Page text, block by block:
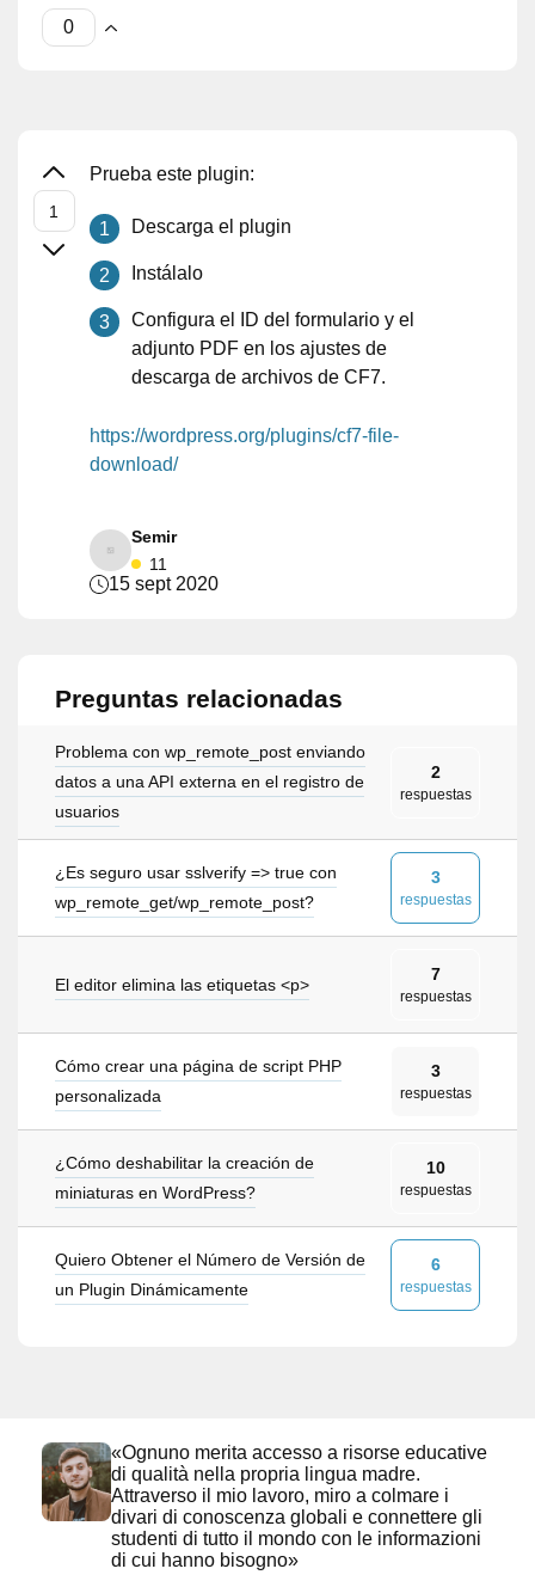
Prueba este plugin:
Descarga el plugin
Instálalo
Configura el ID del formulario y el
adjunto PDF en los ajustes de
descarga de archivos de CF7.
https://wordpress.org/plugins/cf7-file-
download/
Semir
11
15 sept 2020
Preguntas relacionadas
Problema con wp_remote_post enviando
datos a una API externa en el registro de
usuarios
2
respuestas
¿Es seguro usar sslverify => true con
wp_remote_get/wp_remote_post?
3
respuestas
El editor elimina las etiquetas <p>
7
respuestas
Cómo crear una página de script PHP
personalizada
3
respuestas
¿Cómo deshabilitar la creación de
miniaturas en WordPress?
10
respuestas
Quiero Obtener el Número de Versión de
un Plugin Dinámicamente
6
respuestas
«Ognuno merita accesso a risorse educative
di qualità nella propria lingua madre.
Attraverso il mio lavoro, miro a colmare i
divari di conoscenza globali e connettere gli
studenti di tutto il mondo con le informazioni
di cui hanno bisogno»